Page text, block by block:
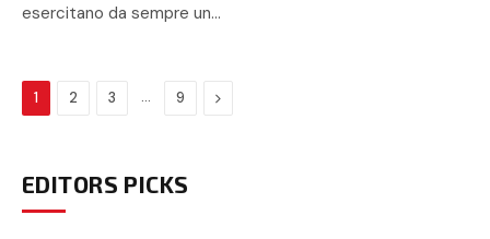
esercitano da sempre un…
1 2 3 … 9 Next
EDITORS PICKS